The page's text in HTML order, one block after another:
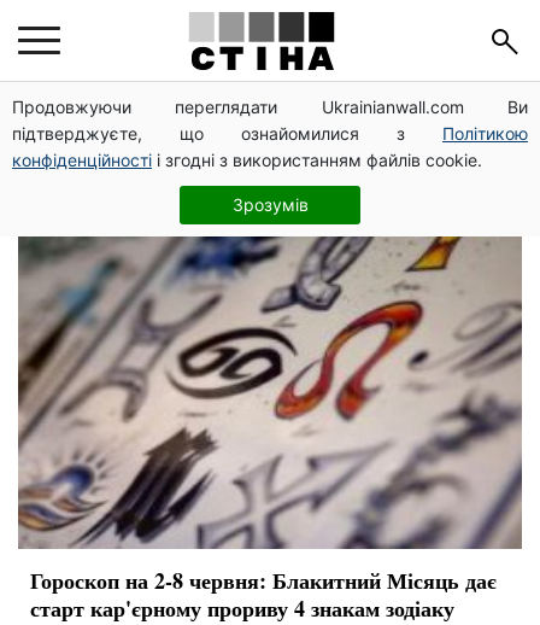
Продовжуючи переглядати Ukrainianwall.com Ви
підтверджуєте, що ознайомилися з Політикою
конфіденційності і згодні з використанням файлів cookie.
Зрозумів
гороскоп для знаків
зодіаку
Гороскоп на 2-8 червня: Блакитний Місяць дає
старт кар'єрному прориву 4 знакам зодіаку